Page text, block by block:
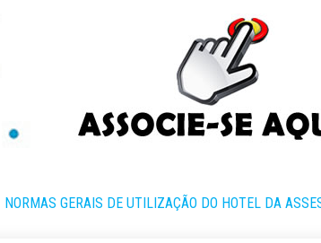
NORMAS GERAIS DE UTILIZAÇÃO DO HOTEL DA